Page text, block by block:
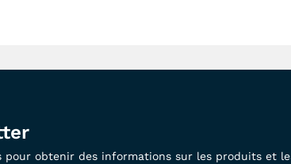
pour obtenir des informations sur les produits et